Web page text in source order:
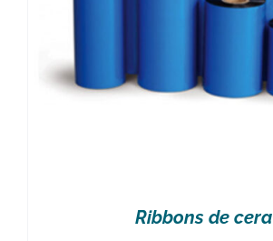
Ribbons de cera